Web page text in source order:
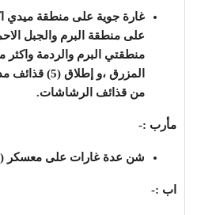
على منطقة البرم والجبل
المزرق ،و
من قذائف الرشاشات.
مأرب :-
شن عدة غارات على معسكر (312)
اب :-